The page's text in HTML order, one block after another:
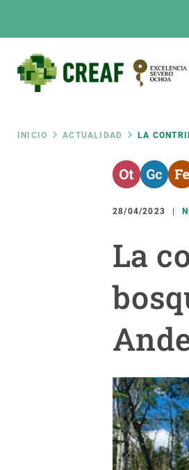
Ruta
INICIO ACTUALIDAD LA
28/04/2023
La
Featured
menu
SOBRE NOSOTROS
Organización institucional
Oficina de prensa
Ciencia abierta y gestión del
Documentación
NOTICIAS Y AGENDA